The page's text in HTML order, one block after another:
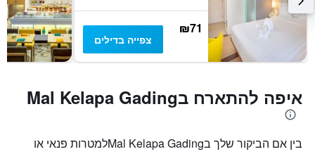
₪71
צפייה בדילים
איפה להתארח בMal Kelapa Gading
בין אם הביקור שלך בMal Kelapa Gadingלמטרות פנאי או